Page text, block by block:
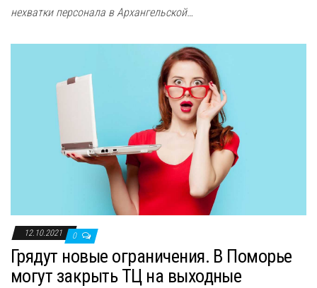
нехватки персонала в Архангельской…
12.10.2021 0
Грядут новые ограничения. В Поморье
могут закрыть ТЦ на выходные